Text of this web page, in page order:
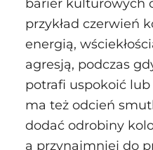
barier kulturowych
przykład czerwień
energią,
agresją, podczas
potrafi uspokoić
ma też odcień
dodać odrobiny
a przynajmniej do